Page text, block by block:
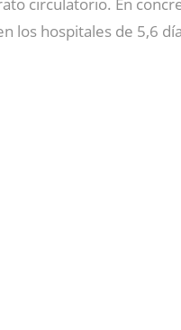
los hospitales de 5,6